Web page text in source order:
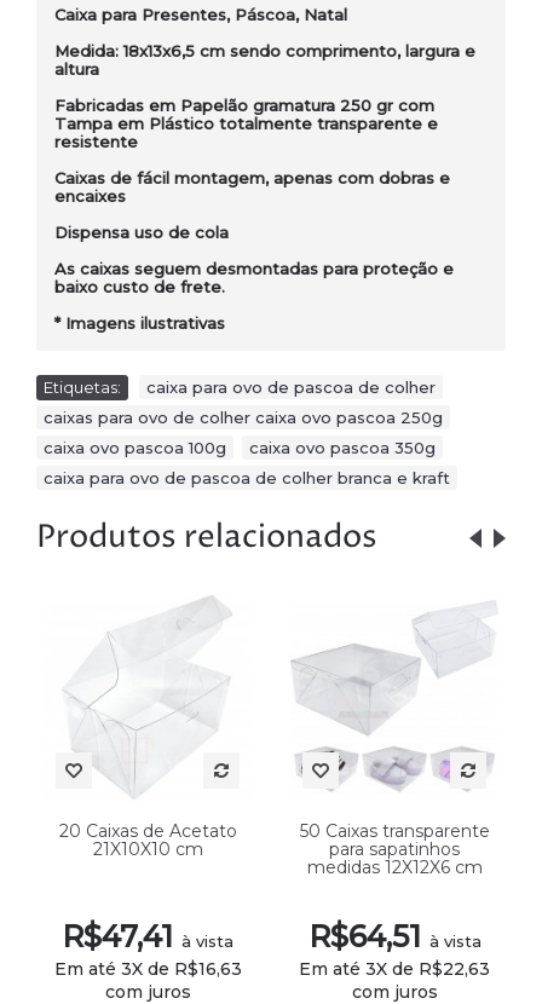
Caixa para Presentes, Páscoa, Natal
Medida: 18x13x6,5 cm sendo comprimento, largura e
altura
Fabricadas em Papelão gramatura 250 gr com
Tampa em Plástico totalmente transparente e
resistente
Caixas de fácil montagem, apenas com dobras e
encaixes
Dispensa uso de cola
As caixas seguem desmontadas para proteção e
baixo custo de frete.
* Imagens ilustrativas
Etiquetas: caixa para ovo de pascoa de colher
caixas para ovo de colher caixa ovo pascoa 250g
caixa ovo pascoa 100g
caixa ovo pascoa 350g
caixa para ovo de pascoa de colher branca e kraft
Produtos relacionados
20 Caixas de Acetato
21X10X10 cm
R$47,41 à vista
Em até 3X de R$16,63
com juros
50 Caixas transparente
para sapatinhos
medidas 12X12X6 cm
R$64,51 à vista
Em até 3X de R$22,63
com juros